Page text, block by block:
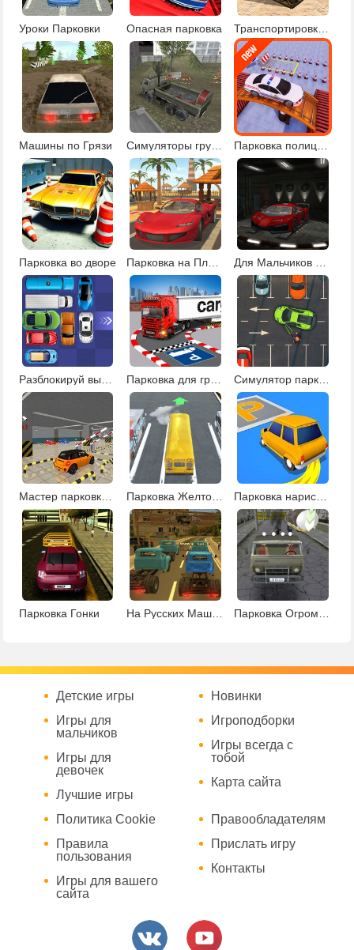
Уроки Парковки Опасная парковка Транспортировка военной техники
Машины по Грязи Симуляторы грузовиков
Парковка во дворе Парковка на Пляже
Парковка для грузовиков Симулятор парковки
Мастер парковки машин Парковка Желтого Автобуса Парковка нарисуй маршрут
Парковка Гонки На Русских Машинах
Детские игры
Игры для
мальчиков
Игры для
девочек
Лучшие игры
Новинки
Игроподборки
Игры всегда с
тобой
Карта сайта
Политика Cookie
Правила
пользования
Игры для вашего
сайта
Правообладателям
Прислать игру
Контакты